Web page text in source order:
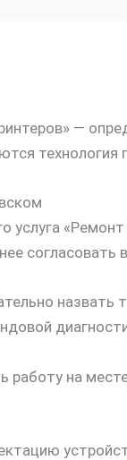
—
услуга
согласовать
назвать
на